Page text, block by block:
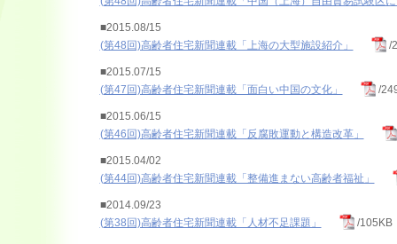
■2015.08/15
(第48回)高齢者住宅新聞連載「上海の大型施設紹介」
/
■2015.07/15
(第47回)高齢者住宅新聞連載「面白い中国の文化」
/
■2015.06/15
(第46回)高齢者住宅新聞連載「反腐敗運動と構造改革」
■2015.04/02
(第44回)高齢者住宅新聞連載「整備進まない高齢者福祉」
■2014.09/23
(第38回)高齢者住宅新聞連載「人材不足課題」
/105KB